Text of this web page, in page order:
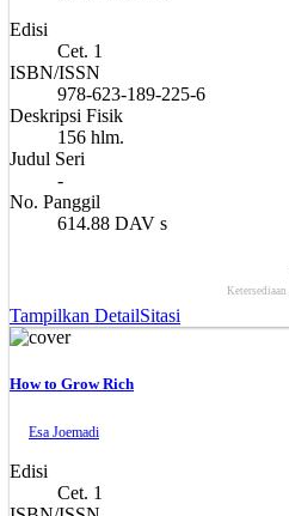
Edisi
Cet. 1
ISBN/ISSN
978-623-189-225-6
Deskripsi Fisik
156 hlm.
Judul Seri
-
No. Panggil
614.88 DAV s
Ketersediaan
Tampilkan DetailSitasi
How to Grow Rich
Esa Joemadi
Edisi
Cet. 1